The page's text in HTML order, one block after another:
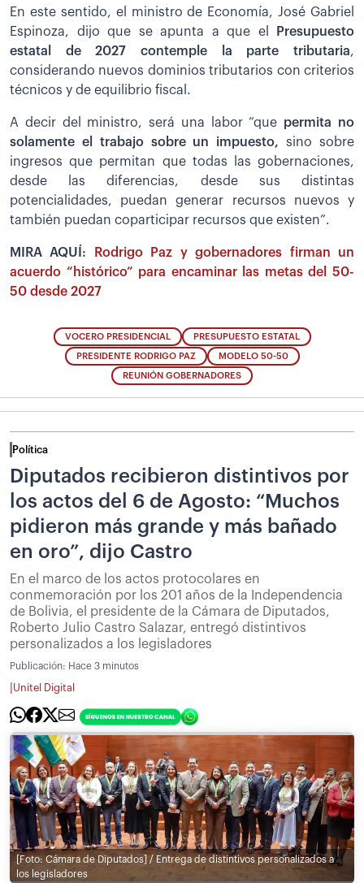
En este sentido, el ministro de Economía, José Gabriel
Espinoza, dijo que se apunta a que el
Presupuesto
estatal de 2027 contemple la parte tributaria,
considerando nuevos dominios tributarios con criterios
técnicos y de equilibrio fiscal.
A decir del ministro, será una labor “que permita no
solamente el trabajo sobre un impuesto,sino sobre
ingresos que permitan que todas las gobernaciones,
desde las diferencias, desde sus distintas
potencialidades, puedan generar recursos nuevos y
también puedan coparticipar recursos que existen”.
MIRA AQUÍ:
Rodrigo Paz y gobernadores firman un
acuerdo “histórico” para encaminar las metas del 50-
50 desde 2027
VOCERO PRESIDENCIAL PRESUPUESTO ESTATAL
PRESIDENTE RODRIGO PAZ MODELO 50-50
REUNIÓN GOBERNADORES
Política
Diputados recibieron distintivos por
los actos del 6 de Agosto: “Muchos
pidieron más grande y más bañado
en oro”, dijo Castro
En el marco de los actos protocolares en
conmemoración por los 201 años de la Independencia
de Bolivia, el presidente de la Cámara de Diputados,
Roberto Julio Castro Salazar, entregó distintivos
personalizados a los legisladores
Publicación: Hace 3 minutos
Unitel Digital
[Foto: Cámara de Diputados] / Entrega de distintivos personalizados a
los legisladores